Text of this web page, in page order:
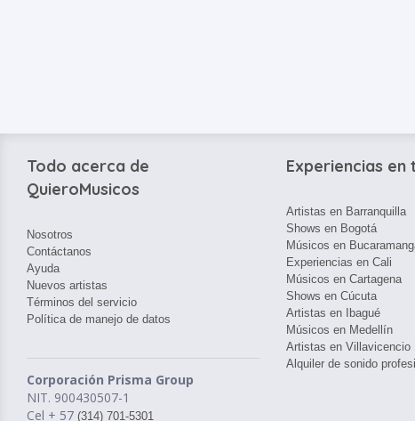
Todo acerca de
QuieroMusicos
Nosotros
Contáctanos
Ayuda
Nuevos artistas
Términos del servicio
Política de manejo de datos
Corporación Prisma Group
NIT. 900430507-1
Cel + 57 (314) 701-5301
Experiencias en
Artistas en Barranquilla
Shows en Bogotá
Músicos en
Experiencias en Cali
Músicos en Cartagena
Shows en Cúcuta
Artistas en Ibagué
Músicos en Medellín
Artistas en Villavicencio
Alquiler de sonido